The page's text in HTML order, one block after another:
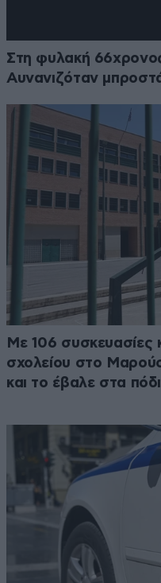
Στη φυλακή
Αυνανιζόταν
Με 106 συσκευασίες
σχολείου στο
και το έβαλε στα